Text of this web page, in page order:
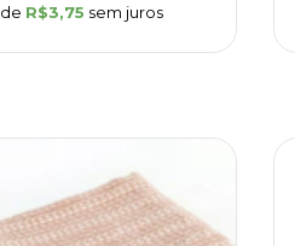
R$3,75 sem juros